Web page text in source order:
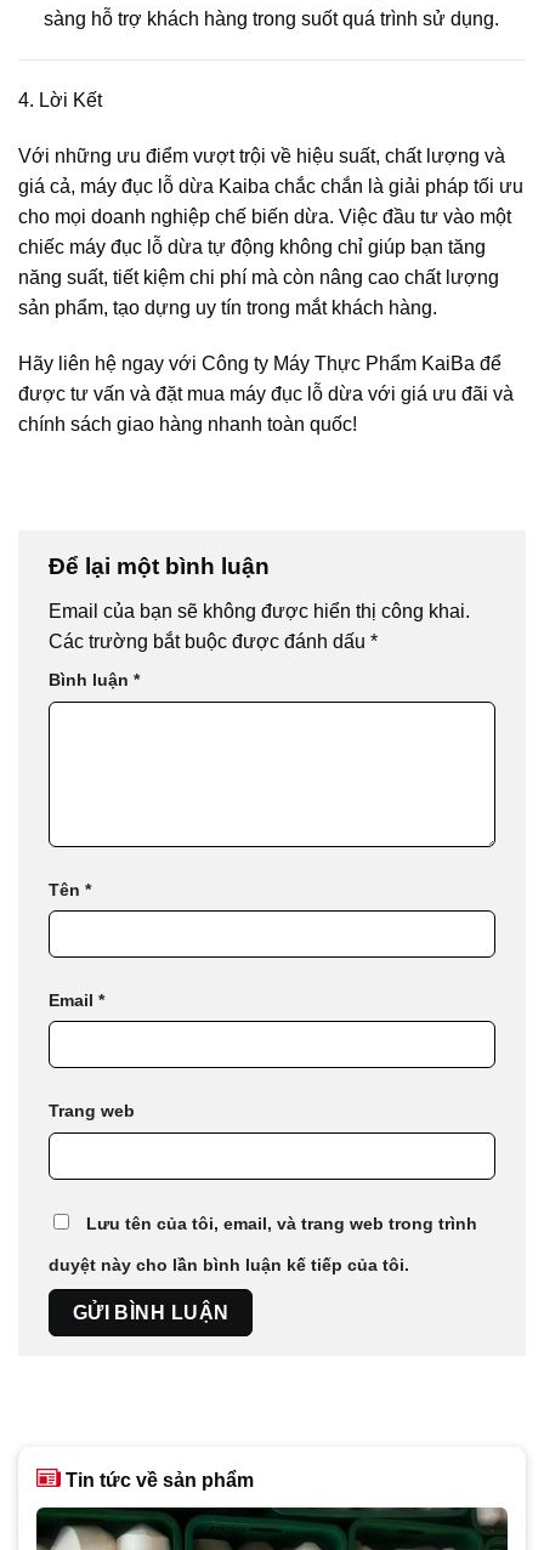
sàng hỗ trợ khách hàng trong suốt quá trình sử dụng.
4. Lời Kết
Với những ưu điểm vượt trội về hiệu suất, chất lượng và
giá cả, máy đục lỗ dừa Kaiba chắc chắn là giải pháp tối ưu
cho mọi doanh nghiệp chế biến dừa. Việc đầu tư vào một
chiếc máy đục lỗ dừa tự động không chỉ giúp bạn tăng
năng suất, tiết kiệm chi phí mà còn nâng cao chất lượng
sản phẩm, tạo dựng uy tín trong mắt khách hàng.
Hãy liên hệ ngay với Công ty Máy Thực Phẩm KaiBa để
được tư vấn và đặt mua máy đục lỗ dừa với giá ưu đãi và
chính sách giao hàng nhanh toàn quốc!
Để lại một bình luận
Email của bạn sẽ không được hiển thị công khai.
Các trường bắt buộc được đánh dấu *
Bình luận *
Tên *
Email *
Trang web
Lưu tên của tôi, email, và trang web trong trình
duyệt này cho lần bình luận kế tiếp của tôi.
Tin tức về sản phẩm